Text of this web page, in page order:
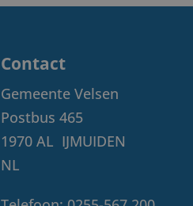
Contact
Gemeente Velsen
Postbus 465
1970 AL IJMUIDEN
NL